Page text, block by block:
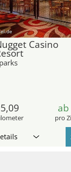
56
Casino
ab
pro